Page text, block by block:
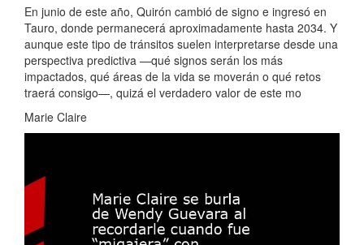
En junio de este año, Quirón cambió de signo e ingresó en
Tauro, donde permanecerá aproximadamente hasta 2034. Y
aunque este tipo de tránsitos suelen interpretarse desde una
perspectiva predictiva —qué signos serán los más
impactados, qué áreas de la vida se moverán o qué retos
traerá consigo—, quizá el verdadero valor de este mo
Marie Claire